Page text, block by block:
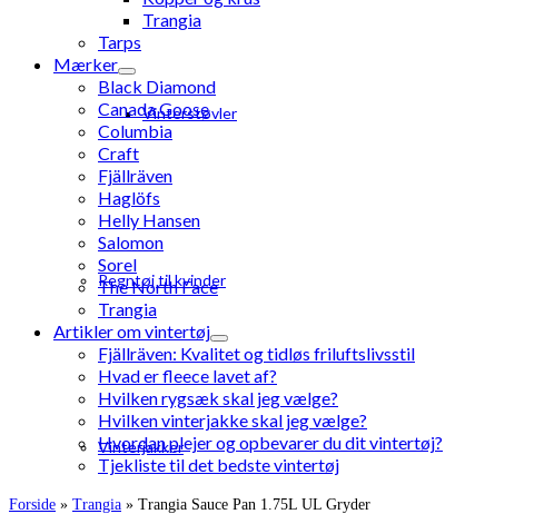
Vinterstøvler
Regntøj til kvinder
Vinterjakker
Trangia
Tarps
Mærker
Black Diamond
Canada Goose
Columbia
Craft
Fjällräven
Haglöfs
Helly Hansen
Salomon
Sorel
The North Face
Trangia
Artikler om vintertøj
Fjällräven: Kvalitet og tidløs friluftslivsstil
Hvad er fleece lavet af?
Hvilken rygsæk skal jeg vælge?
Hvilken vinterjakke skal jeg vælge?
Hvordan plejer og opbevarer du dit vintertøj?
Tjekliste til det bedste vintertøj
Forside » Trangia » Trangia Sauce Pan 1.75L UL Gryder